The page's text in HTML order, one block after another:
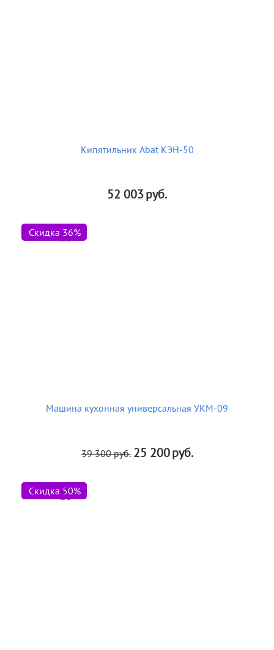
Кипятильник Abat КЭН-50
52 003руб.
Скидка 36%
Машина кухонная универсальная УКМ-09
39 300 руб. 25 200руб.
Скидка 50%